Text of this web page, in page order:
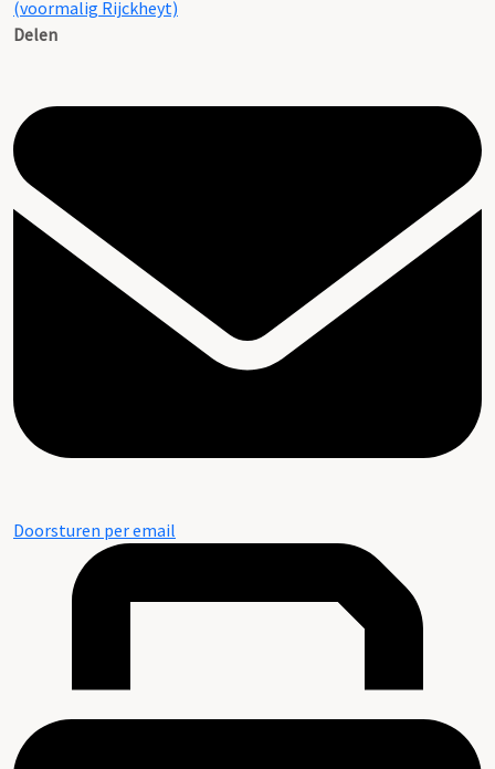
(voormalig Rijckheyt)
Delen
Doorsturen per email